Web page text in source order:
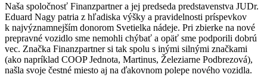
Naša spoločnosť Finanzpartner a jej predseda predstavenstva JUDr.
Eduard Nagy patria z hľadiska výšky a pravidelnosti príspevkov
k najvýznamnejším donorom Svetielka nádeje. Pri zbierke na nové
prepravné vozidlo sme nemohli chýbať a opäť sme podporili dobrú
vec. Značka Finanzpartner si tak spolu s inými silnými značkami
(ako napríklad COOP Jednota, Martinus, Železiarne Podbrezová),
našla svoje čestné miesto aj na ďakovnom polepe nového vozidla.